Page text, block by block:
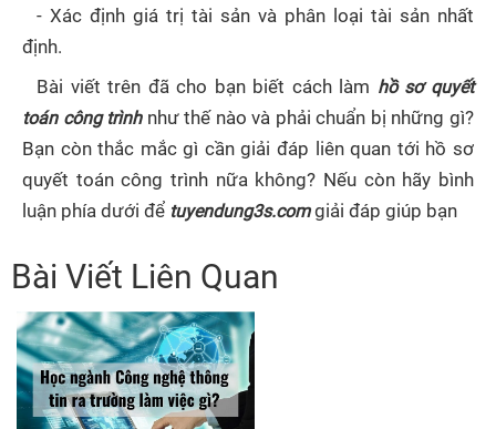
- Xác định giá trị tài sản và phân loại tài sản nhất
định.
Bài viết trên đã cho bạn biết cách làm hồ sơ quyết
toán công trìnhnhư thế nào và phải chuẩn bị những gì?
Bạn còn thắc mắc gì cần giải đáp liên quan tới hồ sơ
quyết toán công trình nữa không? Nếu còn hãy bình
luận phía dưới để tuyendung3s.comgiải đáp giúp bạn
Bài Viết Liên Quan